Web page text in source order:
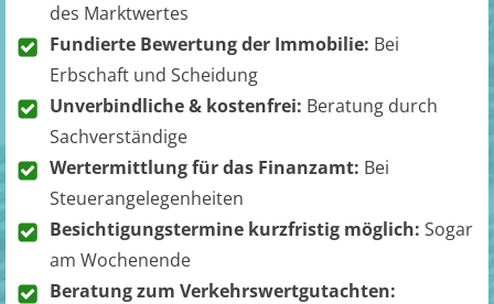
des Marktwertes
Fundierte Bewertung der Immobilie: Bei
Erbschaft und Scheidung
Unverbindliche & kostenfrei: Beratung durch
Sachverständige
Wertermittlung für das Finanzamt: Bei
Steuerangelegenheiten
Besichtigungstermine kurzfristig möglich: Sogar
am Wochenende
Beratung zum Verkehrswertgutachten: